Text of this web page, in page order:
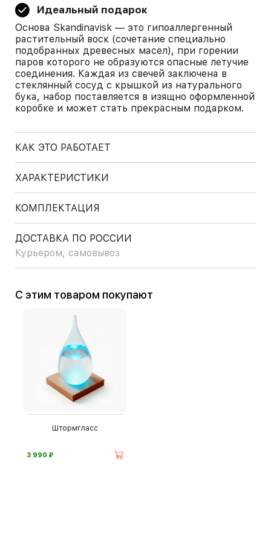
Идеальный подарок
Основа Skandinavisk — это гипоаллергенный
растительный воск (сочетание специально
подобранных древесных масел), при горении
паров которого не образуются опасные летучие
соединения. Каждая из свечей заключена в
стеклянный сосуд с крышкой из натурального
бука, набор поставляется в изящно оформленной
коробке и может стать прекрасным подарком.
КАК ЭТО РАБОТАЕТ
ХАРАКТЕРИСТИКИ
КОМПЛЕКТАЦИЯ
ДОСТАВКА ПО РОССИИ
Курьером, самовывоз
С этим товаром покупают
Штормгласс
3 990 ⃏